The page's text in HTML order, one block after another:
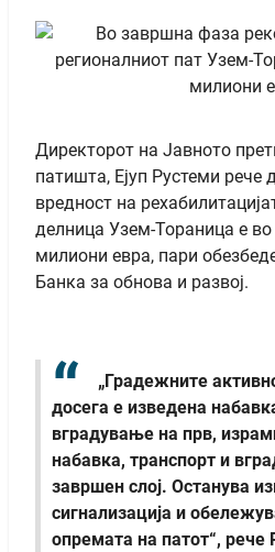
Директорот на Јавното
патишта, Ејуп Рустеми рече
вредност на
делница Узем-Тораница е
милиони евра, пари
Банка за обнова и развој.
„Градежните
досега е изведена
вградување на прв,
набавка, транспорт и
завршен слој. Останува
сигнализација и
опремата на патот“, рече